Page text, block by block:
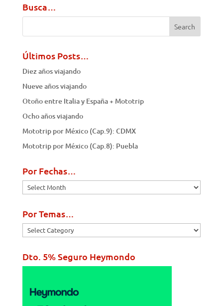
Busca…
Últimos Posts…
Diez años viajando
Nueve años viajando
Otoño entre Italia y España + Mototrip
Ocho años viajando
Mototrip por México (Cap.9): CDMX
Mototrip por México (Cap.8): Puebla
Por Fechas…
Por
Fechas…
Por Temas…
Por
Temas…
Dto. 5% Seguro Heymondo